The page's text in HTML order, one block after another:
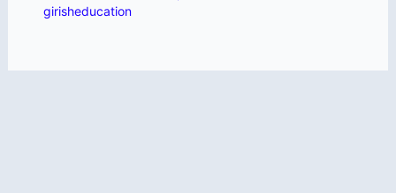
girisheducation